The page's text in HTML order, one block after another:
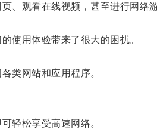
观看在线视频，甚至进行网络
使用体验带来了很大的困扰。
类网站和应用程序。
轻松享受高速网络。